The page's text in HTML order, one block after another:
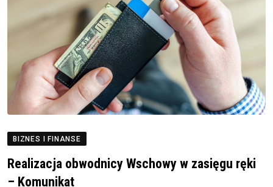
BIZNES I FINANSE
Realizacja obwodnicy Wschowy w zasięgu ręki
– Komunikat